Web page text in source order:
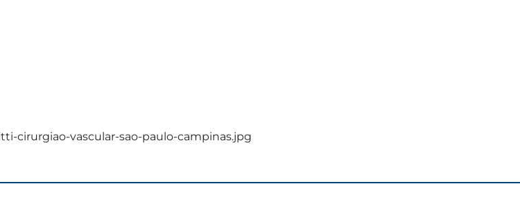
cirurgiao-vascular-sao-paulo-campinas.jpg